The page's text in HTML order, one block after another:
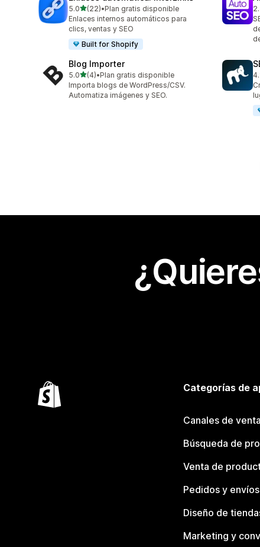
5.0de 5 estrellas
(22)
22 reseñas en total
•Plan gratis disponible
Enlaces internos automáticos para
clics, ventas y SEO
Built for Shopify
3
Blog Importer
5.0de 5 estrellas
(4)
4 reseñas en total
•Plan gratis disponible
Importa blogs de WordPress/CSV.
Automatiza imágenes y SEO.
Categorías de
Canales de venta
Búsqueda de
Venta de
Pedidos y envíos
Diseño de
Marketing y